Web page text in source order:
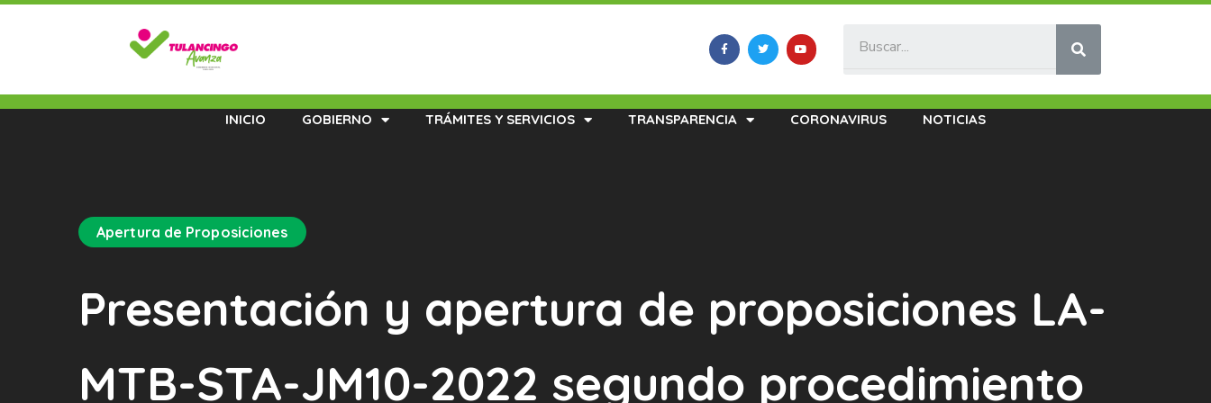
INICIO GOBIERNO TRÁMITES Y SERVICIOS TRANSPARENCIA CORONAVIRUS NOTICIAS
Apertura de Proposiciones
Presentación y apertura de proposiciones LA-
MTB-STA-JM10-2022 segundo procedimiento